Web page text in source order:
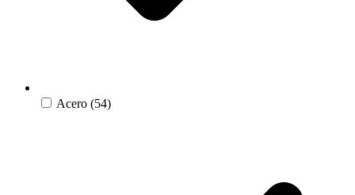
Acero (54)